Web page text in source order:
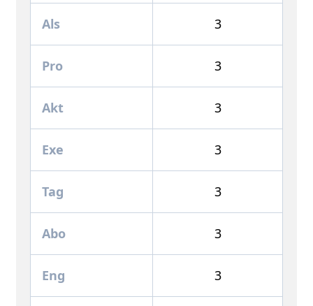
Als 3
Pro 3
Akt 3
Exe 3
Tag 3
Abo 3
Eng 3